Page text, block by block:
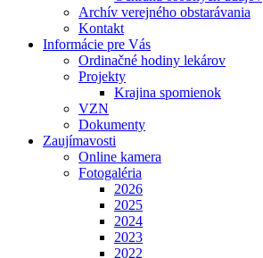
Archív verejného obstarávania
Kontakt
Informácie pre Vás
Ordinačné hodiny lekárov
Projekty
Krajina spomienok
VZN
Dokumenty
Zaujímavosti
Online kamera
Fotogaléria
2026
2025
2024
2023
2022